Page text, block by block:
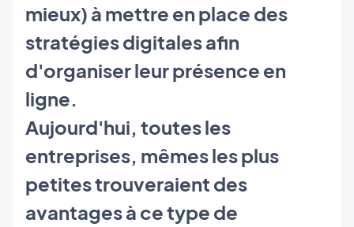
mieux) à mettre en place des
stratégies digitales afin
d'organiser leur présence en
ligne.
Aujourd'hui, toutes les
entreprises, mêmes les plus
petites trouveraient des
avantages à ce type de